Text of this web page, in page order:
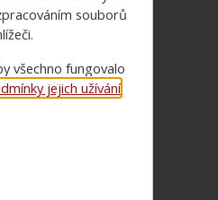
souborů
všechno fungovalo
jejich užívání